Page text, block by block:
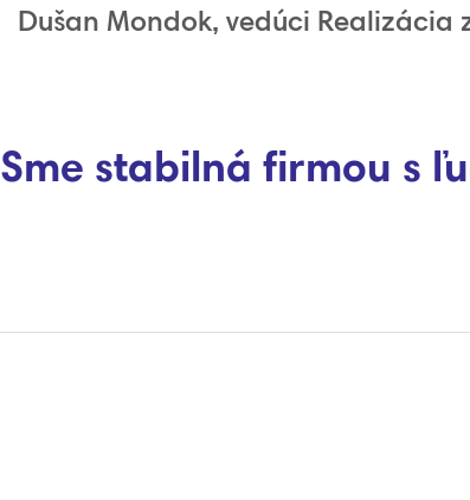
Dušan Mondok, vedúci Realizácia
Sme stabilná firmou s